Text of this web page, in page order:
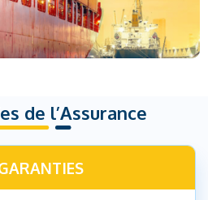
de l’Assurance